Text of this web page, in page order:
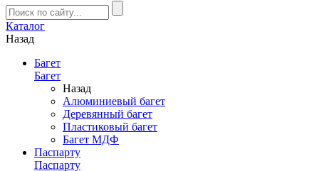
Каталог
Назад
Багет
Багет
Назад
Алюминиевый багет
Деревянный багет
Пластиковый багет
Багет МДФ
Паспарту
Паспарту